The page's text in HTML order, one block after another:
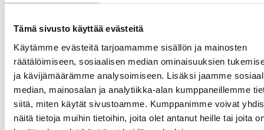
Tämä sivusto käyttää evästeitä
Käytämme evästeitä tarjoamamme sisällön ja mainosten
räätälöimiseen, sosiaalisen median ominaisuuksien
ja kävijämäärämme analysoimiseen. Lisäksi jaamme
median, mainosalan ja analytiikka-alan kumppaneillemme
siitä, miten käytät sivustoamme. Kumppanimme voivat
näitä tietoja muihin tietoihin, joita olet antanut heille tai joita
joiden avulla voit
vaikuttaa
laatikon
jaotteluun ja
pitää tavarat
paremmin